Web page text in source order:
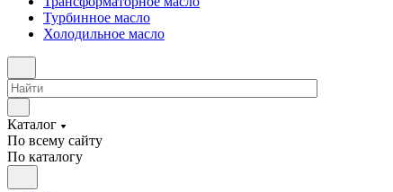
Турбинное масло
Холодильное масло
Каталог
По всему сайту
По каталогу